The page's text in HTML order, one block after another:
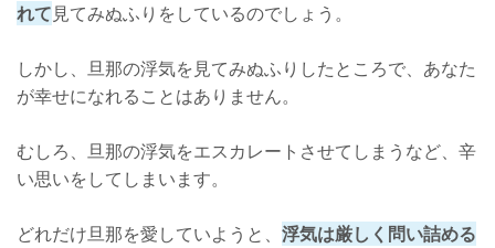
れて見てみぬふりをしているのでしょう。
しかし、旦那の浮気を見てみぬふりしたところで、あなた
が幸せになれることはありません。
むしろ、旦那の浮気をエスカレートさせてしまうなど、辛
い思いをしてしまいます。
どれだけ旦那を愛していようと、 浮気は厳しく問い詰める